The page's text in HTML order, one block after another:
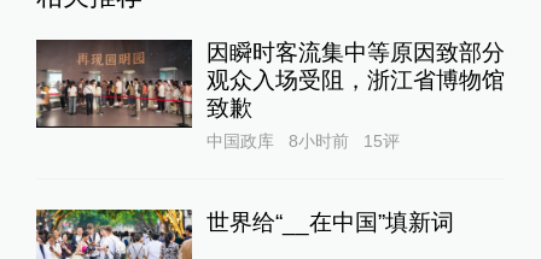
因瞬时客流集中等原因致部分
观众入场受阻，浙江省博物馆
致歉
中国政库 8小时前 15评
世界给“__在中国”填新词